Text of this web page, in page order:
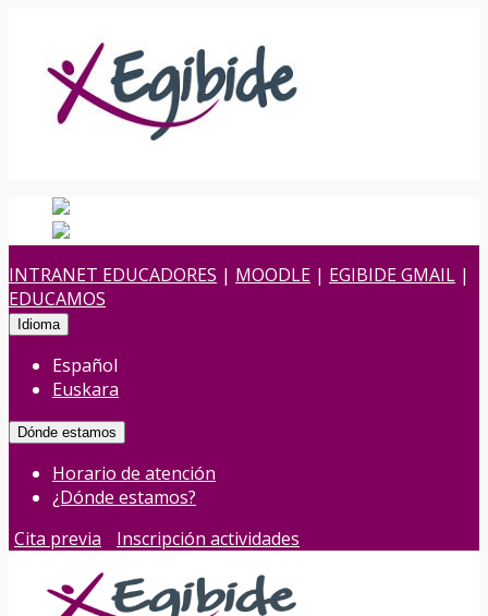
INTRANET EDUCADORES | MOODLE | EGIBIDE GMAIL |
EDUCAMOS
Idioma
Español
Euskara
Dónde estamos
Horario de atención
¿Dónde estamos?
Cita previa
Inscripción actividades